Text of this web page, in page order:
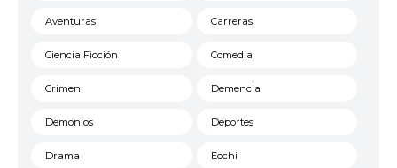
Aventuras Carreras
Ciencia Ficción Comedia
Crimen Demencia
Demonios Deportes
Drama Ecchi